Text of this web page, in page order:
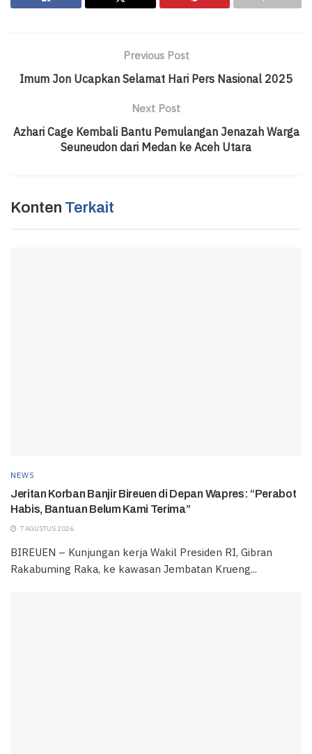
Previous Post
Imum Jon Ucapkan Selamat Hari Pers Nasional 2025
Next Post
Azhari Cage Kembali Bantu Pemulangan Jenazah Warga
Seuneudon dari Medan ke Aceh Utara
Konten Terkait
NEWS
Jeritan Korban Banjir Bireuen di Depan Wapres: “Perabot
Habis, Bantuan Belum Kami Terima”
7 AGUSTUS 2026
BIREUEN – Kunjungan kerja Wakil Presiden RI, Gibran
Rakabuming Raka, ke kawasan Jembatan Krueng...